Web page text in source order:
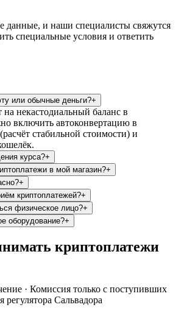
данные, и наши специалисты свяжутся
специальные условия и ответить
или обычные деньги?+
некастодиальный баланс в
включить автоконвертацию в
стабильной стоимости) и
курса?+
в мой магазин?+
+
криптоплатежей?+
физическое лицо?+
оборудование?+
криптоплатежи
· Комиссия только с поступивших
регулятора Сальвадора